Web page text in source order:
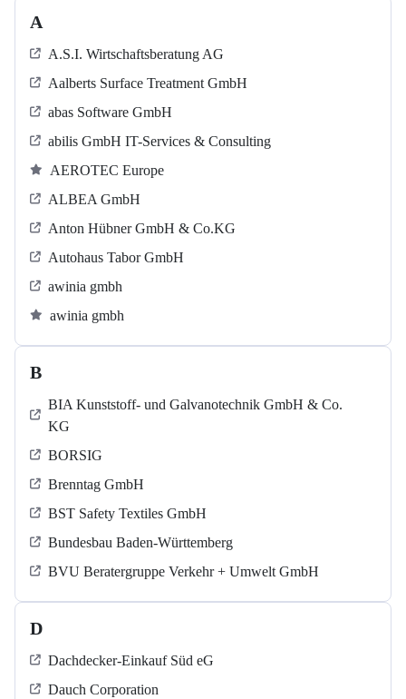
A
A.S.I. Wirtschaftsberatung AG
Aalberts Surface Treatment GmbH
abas Software GmbH
abilis GmbH IT-Services & Consulting
AEROTEC Europe
ALBEA GmbH
Anton Hübner GmbH & Co.KG
Autohaus Tabor GmbH
awinia gmbh
awinia gmbh
B
BIA Kunststoff- und Galvanotechnik GmbH & Co.
KG
BORSIG
Brenntag GmbH
BST Safety Textiles GmbH
Bundesbau Baden-Württemberg
BVU Beratergruppe Verkehr + Umwelt GmbH
D
Dachdecker-Einkauf Süd eG
Dauch Corporation